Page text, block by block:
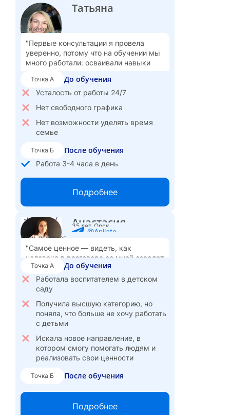
адаптирую свой график
Ощущаю постоянный рост и
интеллектуальное развитие
Горжусь, что помогаю женщинам
найти внутреннюю опору и веру в
себя, менять жизнь
Ощущаю, как моя работа вносит
вклад в оздоровление общества
Вижу большие перспективы роста и
развития, хочу развиваться в
социальной психологии
Татьяна
Психолог
"Первые консультации я провела
уверенно, потому что на обучении мы
много работали: осваивали навыки
анализировать и быть с клиентом в
процессе"
Точка А До обучения
Усталость от работы 24/7
Нет свободного графика
Нет возможности уделять время
семье
Точка Б После обучения
Работа 3-4 часа в день
Свободный график, сама себе
Наставник начинающих психологов
на агрегаторе
Подробнее
Анастасия
35 лет, Орск
@Aniiate
Коуч, психолог
"Самое ценное — видеть, как
человека в разговоре со мной озаряет
важная мысль, и он понимает, что
справится"
Точка А До обучения
Работала воспитателем в детском
саду
Получила высшую категорию, но
поняла, что больше не хочу работать
с детьми
Искала новое направление, в
котором смогу помогать людям и
реализовать свои ценности
Точка Б После обучения
внутреннему зову
Подробнее